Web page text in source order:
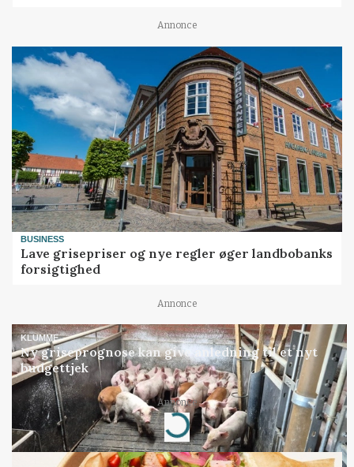
Annonce
BUSINESS
Lave grisepriser og nye regler øger landbobanks
forsigtighed
Annonce
KLUMME
Ny griseprognose kan give anledning til et nyt
budgettjek
Annonce
Loading...